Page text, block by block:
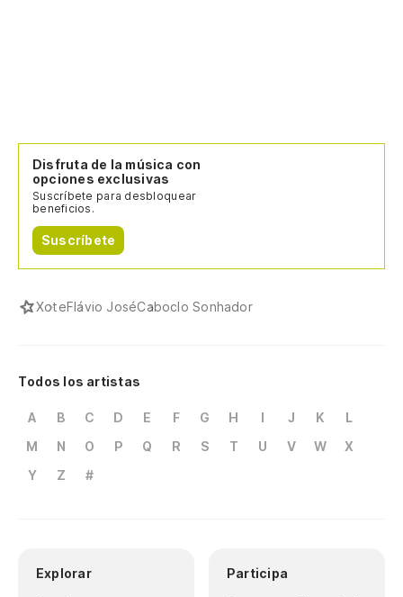
Disfruta de la música con
opciones exclusivas
Suscríbete para desbloquear
beneficios.
Suscríbete
XoteFlávio JoséCaboclo Sonhador
Todos los artistas
A B C D E F G H I J K
L
M
N O P Q R S T U V W
X
Y
Z #
Explorar Participa